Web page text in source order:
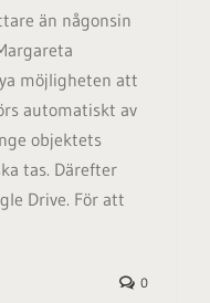
än någonsin
möjligheten att
automatiskt av
objektets
tas. Därefter
Drive. För att
0